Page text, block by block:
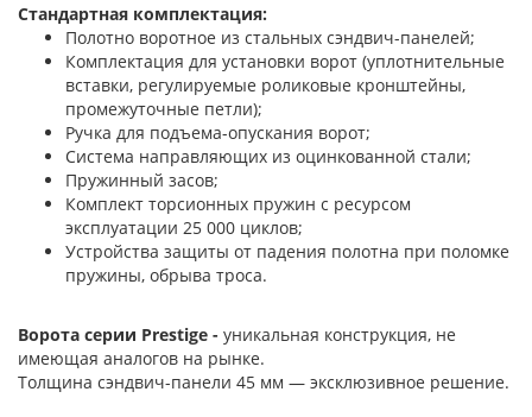
Стандартная комплектация:
Полотно воротное из стальных сэндвич-панелей;
Комплектация для установки ворот (уплотнительные
вставки, регулируемые роликовые кронштейны,
промежуточные петли);
Ручка для подъема-опускания ворот;
Система направляющих из оцинкованной стали;
Пружинный засов;
Комплект торсионных пружин с ресурсом
эксплуатации 25 000 циклов;
Устройства защиты от падения полотна при поломке
пружины, обрыва троса.
Ворота серии Prestige - уникальная конструкция, не
имеющая аналогов на рынке.
Толщина сэндвич-панели 45 мм — эксклюзивное решение.